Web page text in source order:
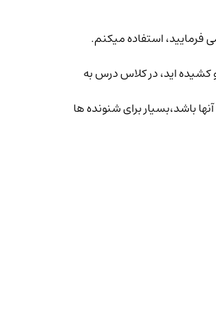
استفاده میکنم.
کشیده اید، در کلاس درس به
باشد،بسیار برای شنونده ها